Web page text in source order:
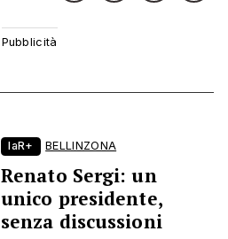
laR+ BELLINZONA
Renato Sergi: un
unico presidente,
senza discussioni